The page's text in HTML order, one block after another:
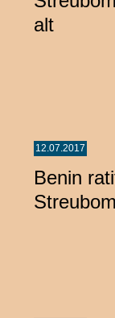
alt
12.07.2017
Benin